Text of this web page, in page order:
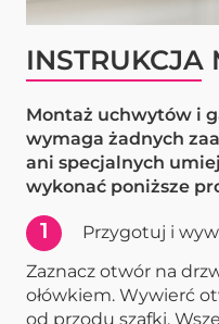
INSTRUKCJA
Montaż uchwytów i
wymaga żadnych
ani specjalnych
wykonać poniższe
1
Przygotuj i
Zaznacz otwór na
ołówkiem. Wywierć
od przodu szafki.